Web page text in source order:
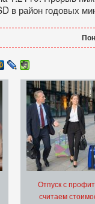
в район годовых
Отпуск с
считаем